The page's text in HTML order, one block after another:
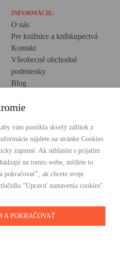
INFORMÁCIE:
O nás
Pre knižnice a kníhkupectvá
Kontakt
Všeobecné obchodné
podmienky
Blog
Creative Europe
pracovný deň
€
vám ponúkla skvelý zážitok z
nájdete na stránke Cookies.
zapnuté. Ak súhlasíte s prijatím
na tomto webe, môžete to
pokračovať", ak chcete svoje
“Upraviť nastavenia cookies".
A POKRAČOVAŤ